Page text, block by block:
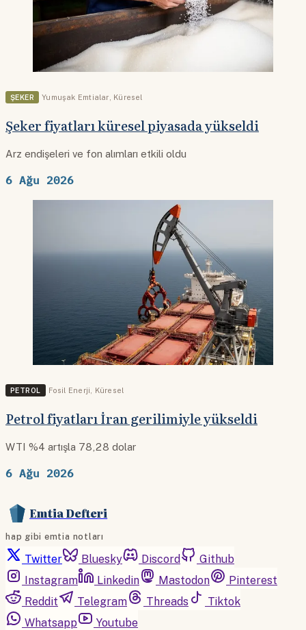
ŞEKER Yumuşak Emtialar Küresel
Şeker fiyatları küresel piyasada yükseldi
Arz endişeleri ve fon alımları etkili oldu
6 Ağu 2026
PETROL Fosil Enerji, Küresel
Petrol fiyatları İran gerilimiyle yükseldi
WTI %4 artışla 78,28 dolar
6 Ağu 2026
Emtia Defteri
hap gibi emtia notları
Twitter Bluesky Discord
Github
Instagram
Linkedin Mastodon
Pinterest
Reddit
Telegram Threads
Tiktok
Whatsapp
Youtube